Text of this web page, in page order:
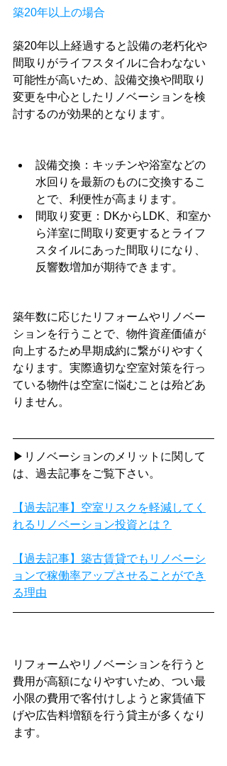
築20年以上の場合
築20年以上経過すると設備の老朽化や
間取りがライフスタイルに合わなない
可能性が高いため、設備交換や間取り
変更を中心としたリノベーションを検
討するのが効果的となります。
設備交換：キッチンや浴室などの
水回りを最新のものに交換するこ
とで、利便性が高まります。
間取り変更：DKからLDK、和室か
ら洋室に間取り変更するとライフ
スタイルにあった間取りになり、
反響数増加が期待できます。
築年数に応じたリフォームやリノベー
ションを行うことで、物件資産価値が
向上するため早期成約に繋がりやすく
なります。実際適切な空室対策を行っ
ている物件は空室に悩むことは殆どあ
りません。
▶リノベーションのメリットに関して
は、過去記事をご覧下さい。
【過去記事】空室リスクを軽減してく
れるリノベーション投資とは？
【過去記事】築古賃貸でもリノベーシ
ョンで稼働率アップさせることができ
る理由
リフォームやリノベーションを行うと
費用が高額になりやすいため、つい最
小限の費用で客付けしようと家賃値下
げや広告料増額を行う貸主が多くなり
ます。